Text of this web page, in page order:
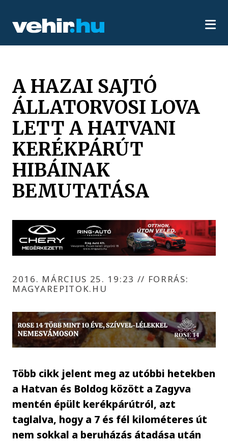
A HAZAI SAJTÓ
ÁLLATORVOSI LOVA
LETT A HATVANI
KERÉKPÁRÚT
HIBÁINAK
BEMUTATÁSA
2016. MÁRCIUS 25. 19:23 // FORRÁS:
MAGYAREPITOK.HU
Több cikk jelent meg az utóbbi hetekben
a Hatvan és Boldog között a Zagyva
mentén épült kerékpárútról, azt
taglalva, hogy a 7 és fél kilométeres út
nem sokkal a beruházás átadása után